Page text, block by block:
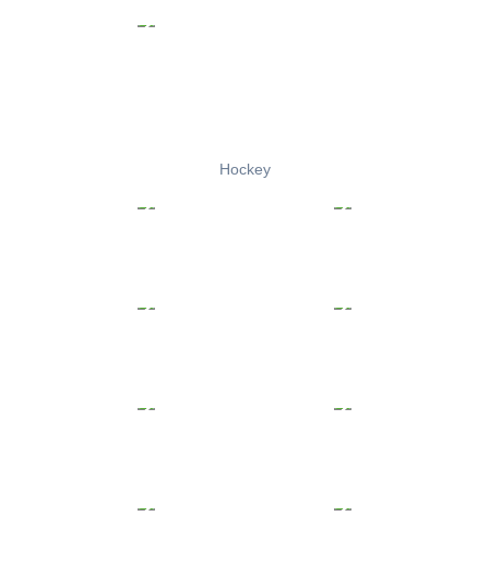
Hockey